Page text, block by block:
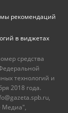
рекомендаций
в виджетах
средства
технологий и
2018 года.
Медиа",